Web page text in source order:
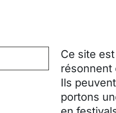
Ce site
résonnent
Ils
portons